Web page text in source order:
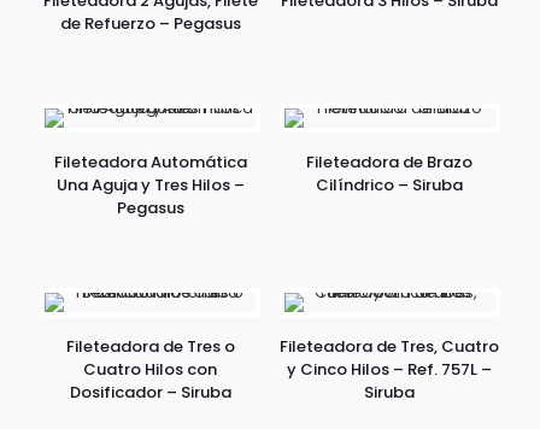
de Refuerzo – Pegasus
Fileteadora Automática
Una Aguja y Tres Hilos –
Pegasus
Fileteadora de Brazo
Cilíndrico – Siruba
Fileteadora de Tres o
Cuatro Hilos con
Dosificador – Siruba
Fileteadora de Tres, Cuatro
y Cinco Hilos – Ref. 757L –
Siruba